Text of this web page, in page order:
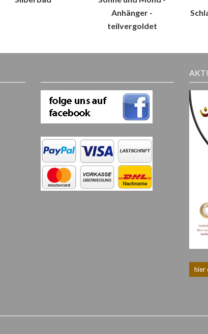
Anhänger -
teilvergoldet
hier